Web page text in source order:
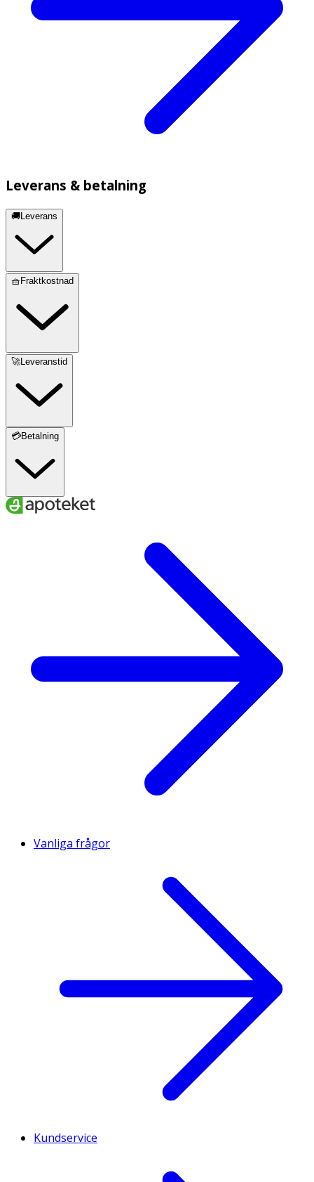
Leverans & betalning
🚚Leverans
🧺Fraktkostnad
🚀Leveranstid
💳Betalning
Vanliga frågor
Kundservice